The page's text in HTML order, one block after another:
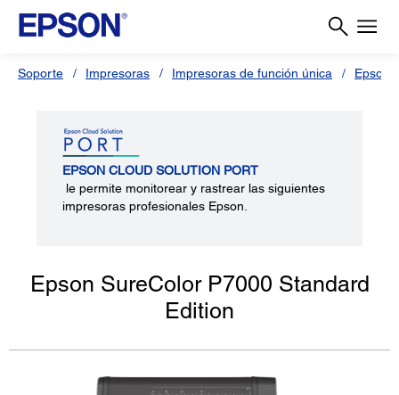
Soporte Impresoras Impresoras de función única Epson
EPSON CLOUD SOLUTION PORT
le permite monitorear y rastrear las siguientes
impresoras profesionales Epson.
Epson SureColor P7000 Standard
Edition